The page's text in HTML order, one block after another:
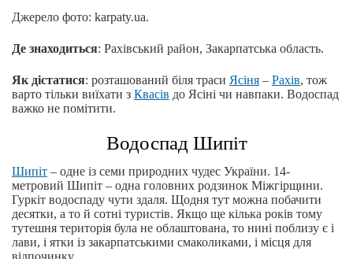
Джерело фото: karpaty.ua.
Де знаходиться: Рахівський район, Закарпатська область.
Як дістатися: розташований біля траси Ясіня – Рахів, тож
варто тільки виїхати з Квасів до Ясіні чи навпаки. Водоспад
важко не помітити.
Водоспад Шипіт
Шипіт – одне із семи природних чудес України. 14-
метровий Шипіт – одна головних родзинок Міжгірщини.
Гуркіт водоспаду чути здаля. Щодня тут можна побачити
десятки, а то й сотні туристів. Якщо ще кілька років тому
тутешня територія була не облаштована, то нині поблизу є і
лави, і ятки із закарпатськими смаколиками, і місця для
відпочинку.